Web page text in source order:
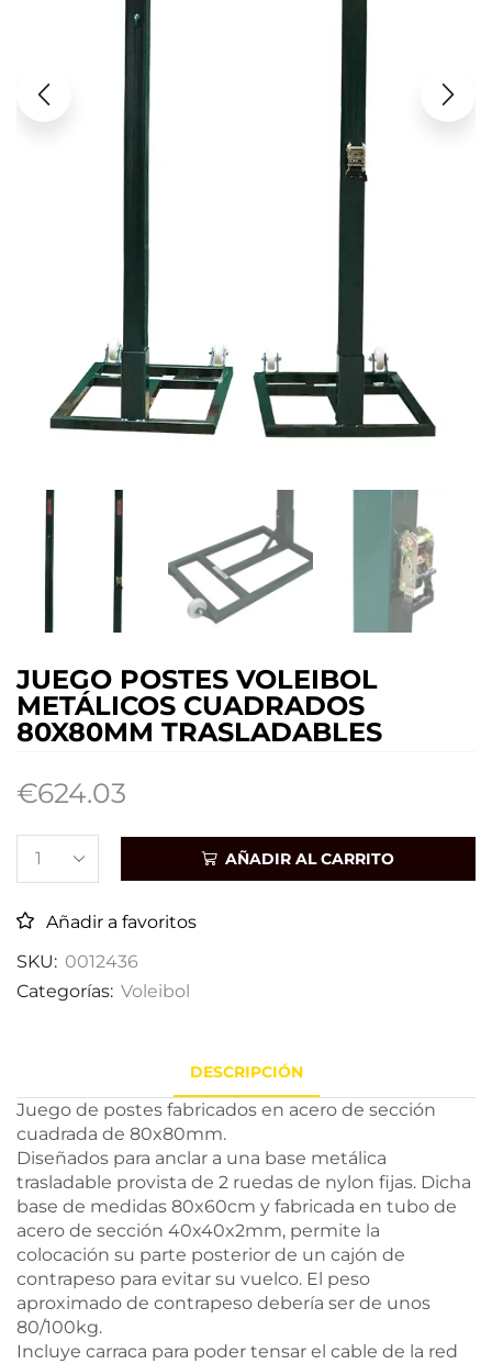
JUEGO POSTES VOLEIBOL
METÁLICOS CUADRADOS
80X80MM TRASLADABLES
€624.03
AÑADIR AL CARRITO
Añadir a favoritos
SKU: 0012436
Categorías: Voleibol
DESCRIPCIÓN
Juego de postes fabricados en acero de sección
cuadrada de 80x80mm.
Diseñados para anclar a una base metálica
trasladable provista de 2 ruedas de nylon fijas. Dicha
base de medidas 80x60cm y fabricada en tubo de
acero de sección 40x40x2mm, permite la
colocación su parte posterior de un cajón de
contrapeso para evitar su vuelco. El peso
aproximado de contrapeso debería ser de unos
80/100kg.
Incluye carraca para poder tensar el cable de la red